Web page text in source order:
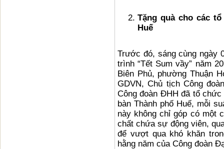
Tặng quà cho các
Huế
Trước đó, sáng cùng ngày
trình “Tết Sum vầy” năm
Biên Phủ, phường Thuận
GDVN, Chủ tịch Công
Công đoàn ĐHH đã tổ
bàn Thành phố Huế, mỗi
này không chỉ góp có một
chất chứa sự động viên,
để vượt qua khó khăn
hằng năm của Công đoàn